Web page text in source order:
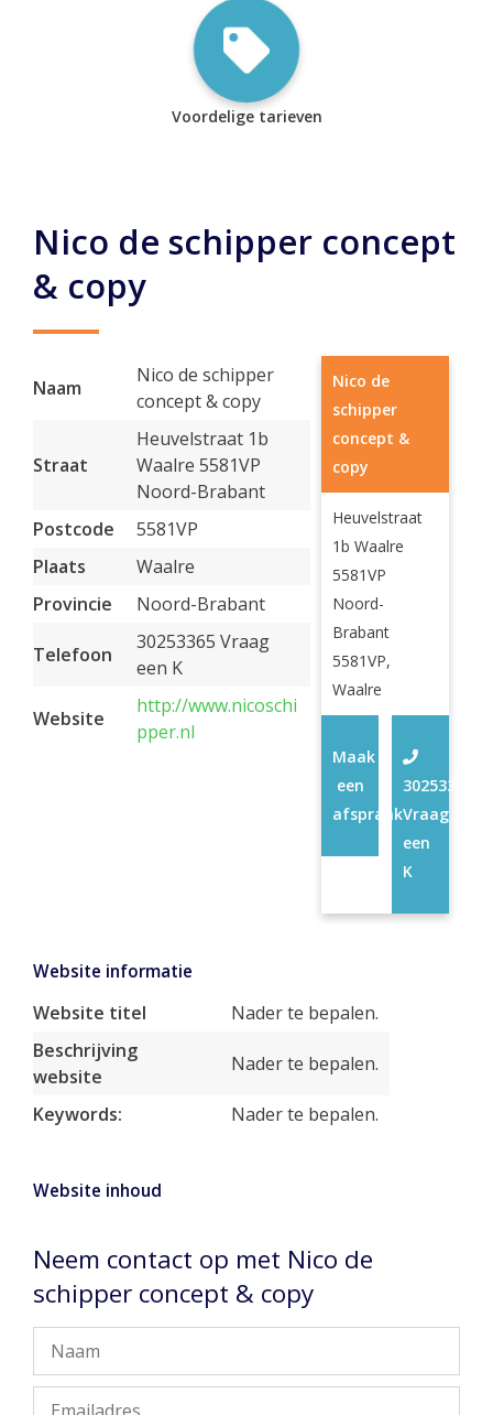
Voordelige tarieven
Nico de schipper concept
& copy
Naam
Nico de schipper
concept & copy
Straat
Heuvelstraat 1b
Waalre 5581VP
Noord-Brabant
Postcode
5581VP
Plaats
Waalre
Provincie
Noord-Brabant
Telefoon
30253365 Vraag
een K
Website
http://www.nicoschi
pper.nl
Nico de
schipper
concept &
copy
Heuvelstraat
1b Waalre
5581VP
Noord-
Brabant
5581VP,
Waalre
30253365
Vraag
een
K
Maak
een
afspraak
Website informatie
Website titel
Nader te bepalen.
Beschrijving
website
Nader te bepalen.
Keywords: Nader te bepalen.
Website inhoud
Neem contact op met Nico de
schipper concept & copy